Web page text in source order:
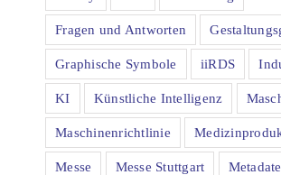
Fragen und Antworten
Graphische Symbole iiRDS
KI Künstliche Intelligenz
Maschinenrichtlinie
Messe Messe Stuttgart